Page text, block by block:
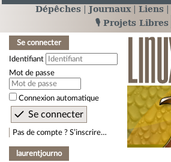
Dépêches Journaux Liens
🎙️ Projets Libres
Se connecter
Identifiant
Mot de passe
Connexion automatique
Pas de compte ? S’inscrire…
laurentjourno